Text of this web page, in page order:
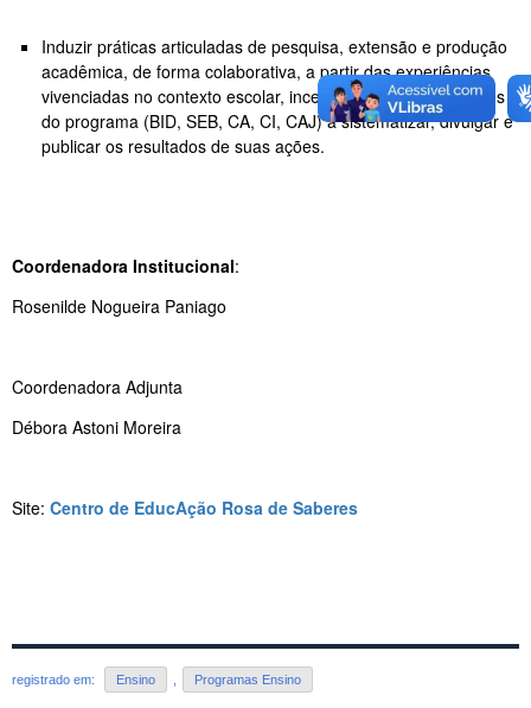
Induzir práticas articuladas de pesquisa, extensão e produção
acadêmica, de forma colaborativa, a partir das experiências
vivenciadas no contexto escolar, incentivando todos os atores
do programa (BID, SEB, CA, CI, CAJ) a sistematizar, divulgar e
publicar os resultados de suas ações.
Coordenadora Institucional:
Rosenilde Nogueira Paniago
Coordenadora Adjunta
Débora Astoni Moreira
Site: Centro de EducAção Rosa de Saberes
registrado em: Ensino Programas Ensino